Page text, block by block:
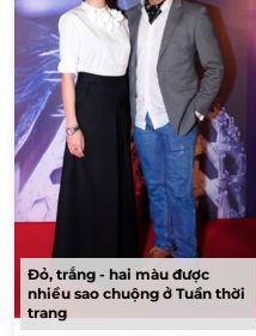
Đỏ, trắng - hai màu được
nhiều sao chuộng ở Tuần thời
trang